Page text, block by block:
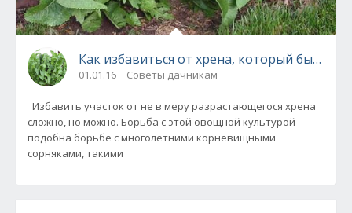
Как избавиться от хрена, который быстро
01.01.16 Советы дачникам
Избавить участок от не в меру разрастающегося хрена
сложно, но можно. Борьба с этой овощной культурой
подобна борьбе с многолетними корневищными
сорняками, такими